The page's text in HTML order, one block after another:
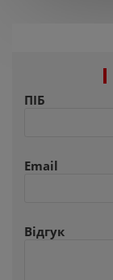
ПІБ
Email
Відгук